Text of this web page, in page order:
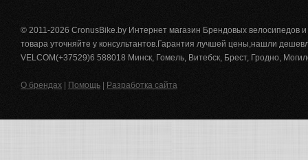
© 2011-2026 CronusBike.by Интернет магазин Брендовых
товара уточняйте у консультантов.Гарантия лучшей цены,нашли
VELCOM(+37529)6 588018 Минск, Гомель, Витебск, Брест, Гродно,
О брендах Помощь Разработка сайта